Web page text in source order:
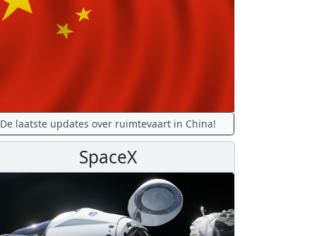
De laatste updates over ruimtevaart in China!
SpaceX